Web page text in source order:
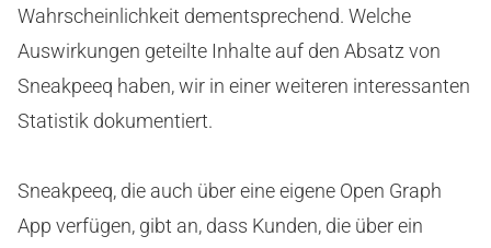
Wahrscheinlichkeit dementsprechend. Welche
Auswirkungen geteilte Inhalte auf den Absatz von
Sneakpeeq haben, wir in einer weiteren interessanten
Statistik dokumentiert.
Sneakpeeq, die auch über eine eigene Open Graph
App verfügen, gibt an, dass Kunden, die über ein